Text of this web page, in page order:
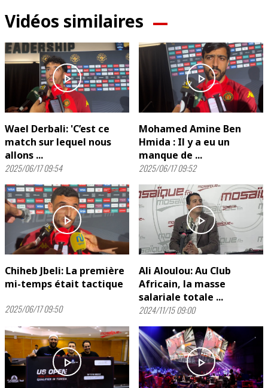
Vidéos similaires
play_arrow
Wael Derbali: 'C’est ce
match sur lequel nous
allons ...
2025/06/17 09:54
play_arrow
Mohamed Amine Ben
Hmida : Il y a eu un
manque de ...
2025/06/17 09:52
play_arrow
Chiheb Jbeli: La première
mi-temps était tactique
2025/06/17 09:50
play_arrow
Ali Aloulou: Au Club
Africain, la masse
salariale totale ...
2024/11/15 09:00
play_arrow play_arrow